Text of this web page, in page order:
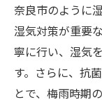
契約前
ービス
顧客
奈良市
奈良市のように
湿気対策が重要
寧に行い、湿気
す。さらに、抗
とで、梅雨時期